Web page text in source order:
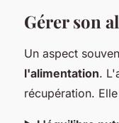
Gérer son
Un aspect
l'alimentation.
récupération.